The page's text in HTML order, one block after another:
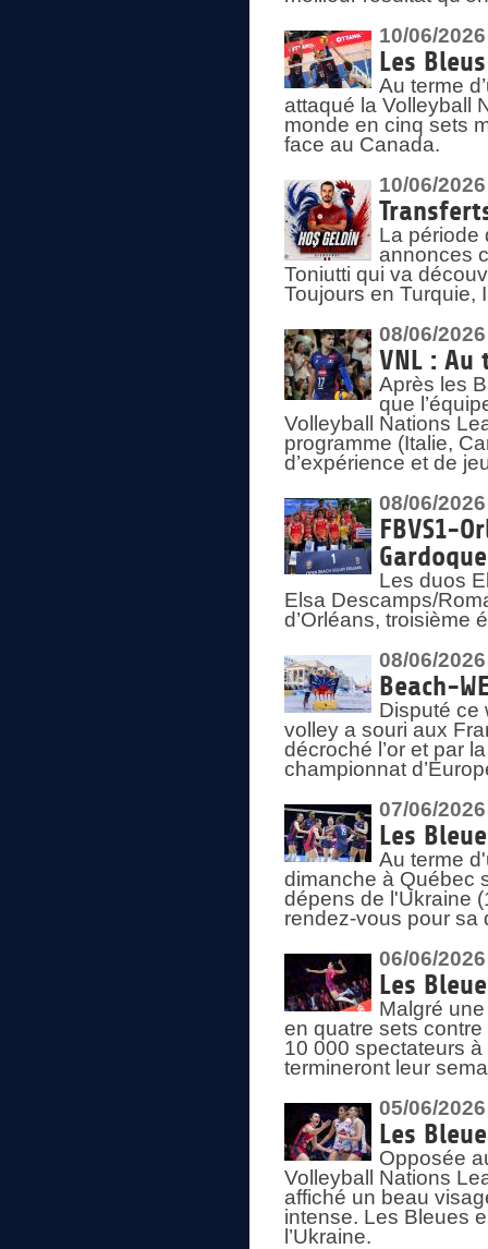
10/06/2026
Les
Au terme
attaqué la Volleyball
monde en cinq sets
face au Canada.
10/06/2026
La période
annonces
Toniutti qui va
Toujours en Turquie,
08/06/2026
VNL : Au
Après les
que
Volleyball Nations
programme (Italie,
d’expérience et de
08/06/2026
FBVS1-
Les duos
Elsa Descamps/
d’Orléans, troisième
08/06/2026
Beach-
Disputé ce
volley a souri aux
décroché l’or et par
championnat
07/06/2026
Les
Au terme
dimanche à Québec
dépens de l'Ukraine
rendez-vous pour sa
06/06/2026
Les
Malgré
en quatre sets
10 000 spectateurs
termineront leur
05/06/2026
Les
Opposée
Volleyball Nations
affiché un beau
intense. Les Bleues
l’Ukraine.